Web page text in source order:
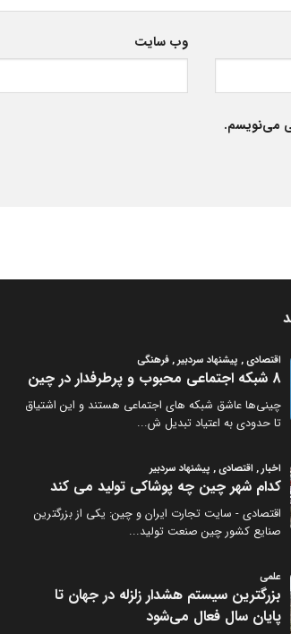
وب‌ سایت
می‌نویسم.